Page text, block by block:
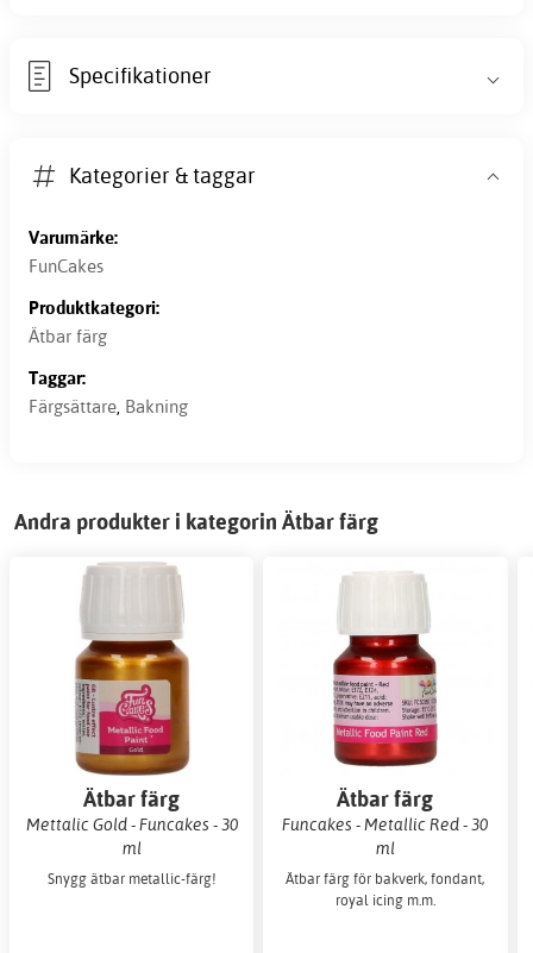
Specifikationer
Kategorier & taggar
Varumärke:
FunCakes
Produktkategori:
Ätbar färg
Taggar:
Färgsättare, Bakning
Andra produkter i kategorin Ätbar färg
Ätbar färg
Mettalic Gold - Funcakes - 30
ml
Snygg ätbar metallic-färg!
Ätbar färg
Funcakes - Metallic Red - 30
ml
Ätbar färg för bakverk, fondant,
royal icing m.m.